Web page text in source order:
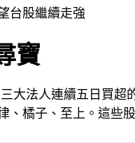
台股繼續走強
寶
大法人連續五日買超
、橘子、至上。這些